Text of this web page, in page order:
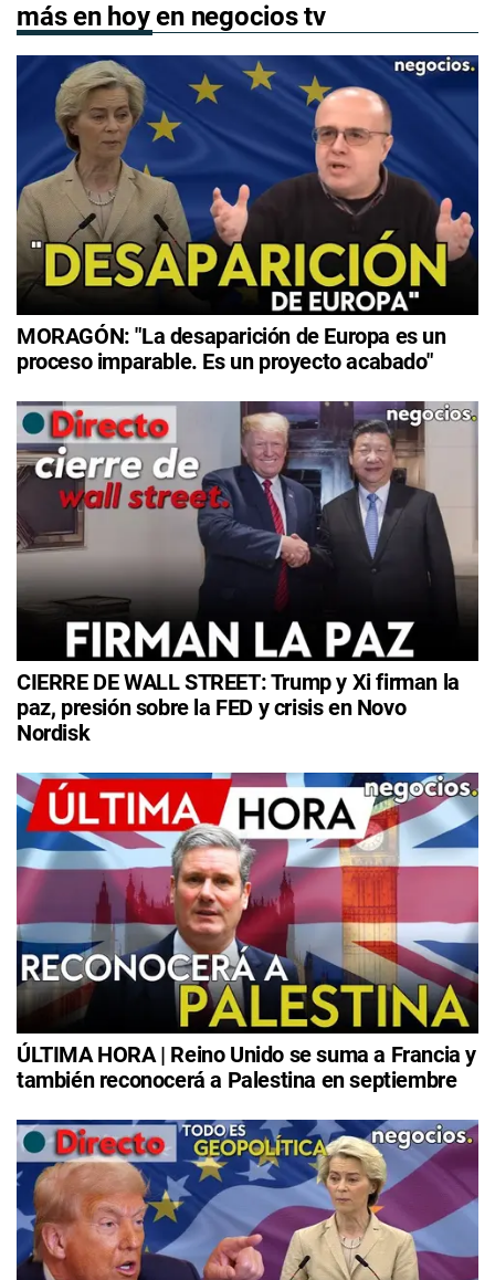
más en hoy en negocios tv
MORAGÓN: "La desaparición de Europa es un
proceso imparable. Es un proyecto acabado"
CIERRE DE WALL STREET: Trump y Xi firman la
paz, presión sobre la FED y crisis en Novo
Nordisk
ÚLTIMA HORA | Reino Unido se suma a Francia y
también reconocerá a Palestina en septiembre